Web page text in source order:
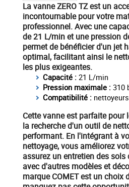
La vanne ZERO TZest un
incontournable pour votre
professionnel. Avec une
de 21 L/min et une pression
permet de bénéficier d'un jet
optimal, facilitant ainsi le
les plus exigeantes.
Capacité : 21 L/min
Pression maximale : 310
Compatibilité :
Cette vanne est parfaite pour
la recherche d'unoutil de
performant. En l'intégrant à
nettoyage, vous améliorez
assurez un entretien des
avec d'autres modèles et
marqueCOMETest un choix